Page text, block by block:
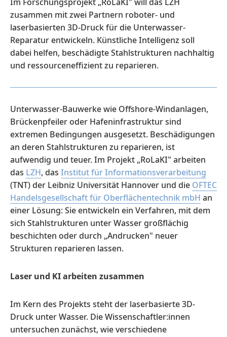
zusammen mit zwei Partnern roboter- und
laserbasierten 3D-Druck für die Unterwasser-
Reparatur entwickeln. Künstliche Intelligenz soll
dabei helfen, beschädigte Stahlstrukturen nachhaltig
und ressourceneffizient zu reparieren.
Unterwasser-Bauwerke wie Offshore-Windanlagen,
Brückenpfeiler oder Hafeninfrastruktur sind
extremen Bedingungen ausgesetzt. Beschädigungen
an deren Stahlstrukturen zu reparieren, ist
aufwendig und teuer. Im Projekt „RoLaKI" arbeiten
das LZH, das Institut für Informationsverarbeitung
(TNT) der Leibniz Universität Hannover und die OFTEC
Handelsgesellschaft für Oberflächentechnik mbH an
einer Lösung: Sie entwickeln ein Verfahren, mit dem
sich Stahlstrukturen unter Wasser großflächig
beschichten oder durch „Andrucken" neuer
Strukturen reparieren lassen.
Laser und KI arbeiten zusammen
Im Kern des Projekts steht der laserbasierte 3D-
Druck unter Wasser. Die Wissenschaftler:innen
untersuchen zunächst, wie verschiedene